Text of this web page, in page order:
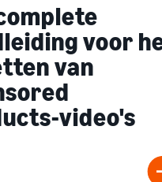
voor
van
video's